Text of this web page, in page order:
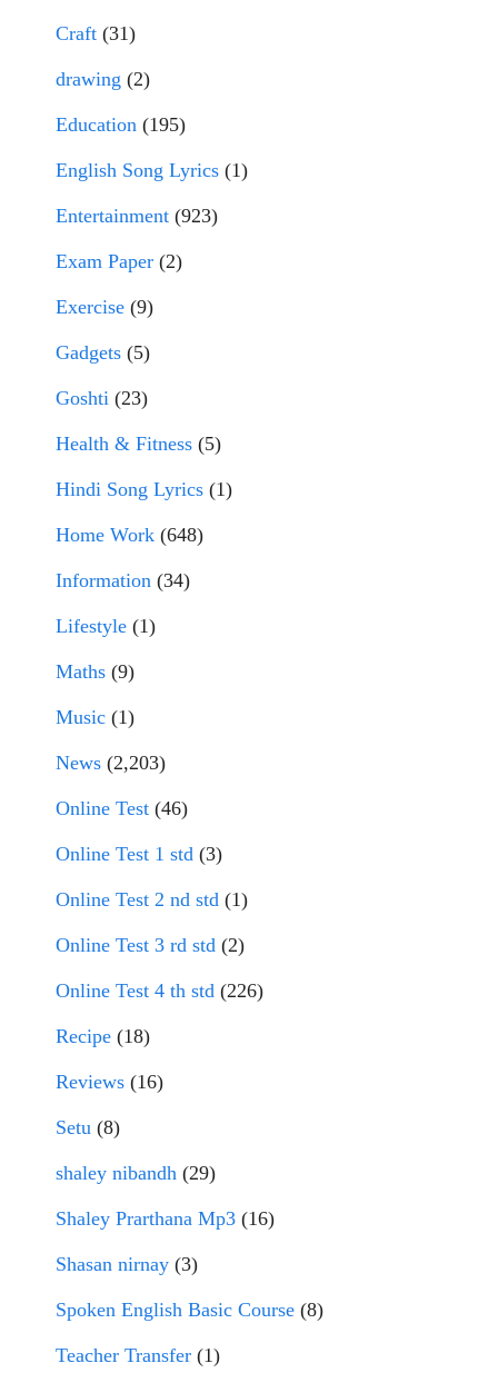
Craft (31)
drawing (2)
Education (195)
English Song Lyrics (1)
Entertainment (923)
Exam Paper (2)
Exercise (9)
Gadgets (5)
Goshti (23)
Health & Fitness (5)
Hindi Song Lyrics (1)
Home Work (648)
Information (34)
Lifestyle (1)
Maths (9)
Music (1)
News (2,203)
Online Test (46)
Online Test 1 std (3)
Online Test 2 nd std (1)
Online Test 3 rd std (2)
Online Test 4 th std (226)
Recipe (18)
Reviews (16)
Setu (8)
shaley nibandh (29)
Shaley Prarthana Mp3 (16)
Shasan nirnay (3)
Spoken English Basic Course (8)
Teacher Transfer (1)